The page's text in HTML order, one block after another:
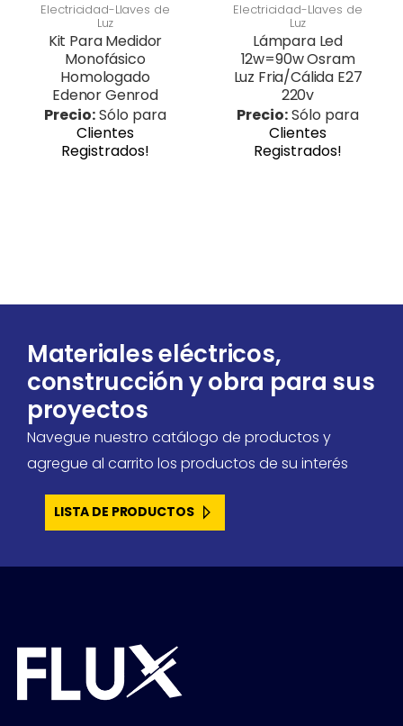
Electricidad-Llaves de
Luz
Kit Para Medidor
Monofásico
Homologado
Edenor Genrod
Precio:Sólo para
Clientes
Registrados!
Electricidad-Llaves de
Luz
Lámpara Led
12w=90w Osram
Luz Fria/Cálida E27
220v
Precio:Sólo para
Clientes
Registrados!
Materiales eléctricos,
construcción y obra para sus
proyectos
Navegue nuestro catálogo de productos y
agregue al carrito los productos de su interés
LISTA DE PRODUCTOS